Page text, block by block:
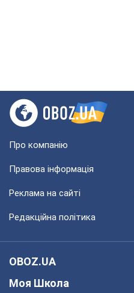
Про компанію
Правова інформація
Реклама на сайті
Редакційна політика
OBOZ.UA
Моя Школа